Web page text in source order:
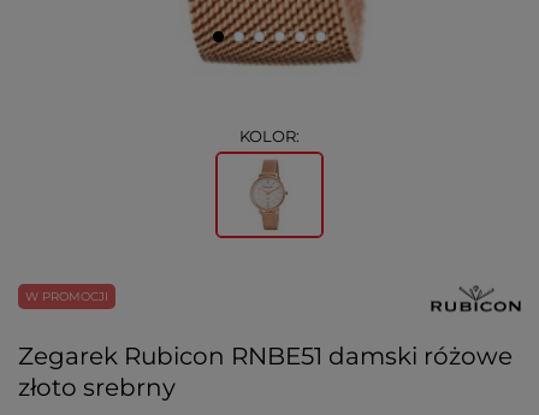
KOLOR:
W PROMOCJI
Zegarek Rubicon RNBE51 damski różowe
złoto srebrny